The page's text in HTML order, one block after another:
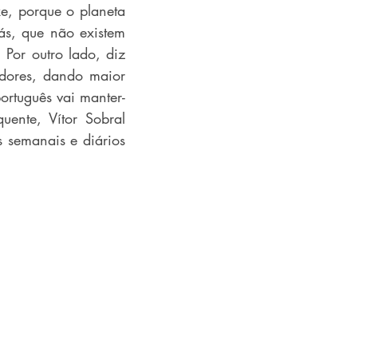
porque o planeta
que não existem
Por outro lado, diz
dando maior
vai manter-
Vítor Sobral
semanais e diários